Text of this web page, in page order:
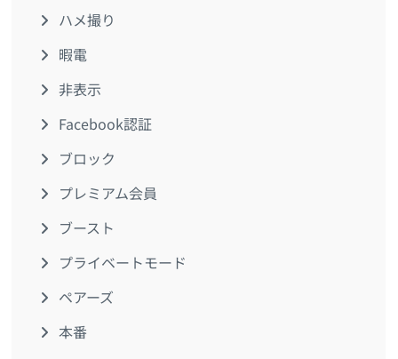
ハメ撮り
暇電
非表示
Facebook認証
ブロック
プレミアム会員
ブースト
プライベートモード
ペアーズ
本番